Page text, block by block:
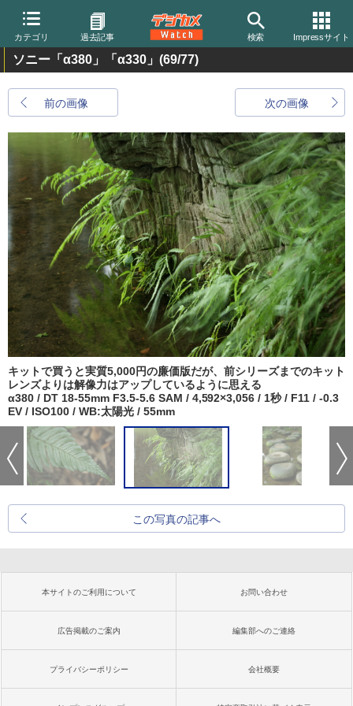
カテゴリ 過去記事 検索 Impressサイト
ソニー「α380」「α330」 (69/77)
前の画像 次の画像
キットで買うと実質5,000円の廉価版だが、前シリーズまでのキット
レンズよりは解像力はアップしているように思える
α380 / DT 18-55mm F3.5-5.6 SAM / 4,592×3,056 / 1秒 / F11 / -0.3
EV / ISO100 / WB:太陽光 / 55mm
この写真の記事へ
本サイトのご利用について お問い合わせ
広告掲載のご案内 編集部へのご連絡
プライバシーポリシー 会社概要